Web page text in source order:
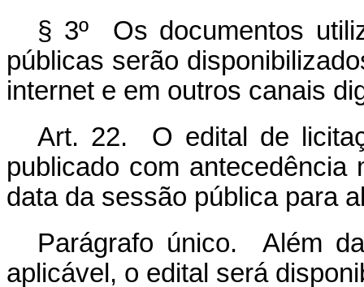
§ 3º Os documentos
públicas serão
internet e em outros canais
Art. 22. O edital de
publicado com
data da sessão pública para
Parágrafo único. Além
aplicável, o edital será